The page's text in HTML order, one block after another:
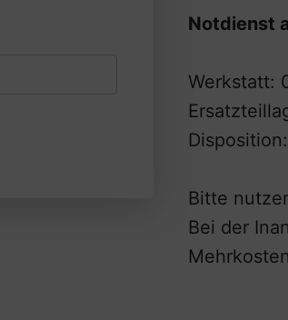
Notdienst
Werkstatt:
Bitte
Bei der